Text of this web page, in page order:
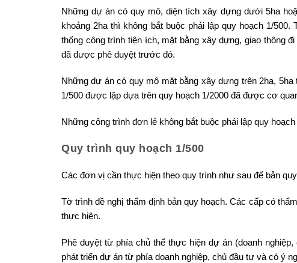
Những dự án có quy mô, diện tích xây dựng dưới 5ha
khoảng 2ha thì không bắt buộc phải lập quy hoạch 1/
thống công trình tiện ích, mặt bằng xây dựng, giao thông
đã được phê duyệt trước đó.
Những dự án có quy mô mặt bằng xây dựng trên 2ha,
1/500 được lập dựa trên quy hoạch 1/2000 đã được cơ
Những công trình đơn lẻ không bắt buộc phải lập quy
Quy trình quy hoạch 1/500
Các đơn vị cần thực hiện theo quy trình như sau để bản
Tờ trình đề nghị thẩm định bản quy hoạch. Các cấp có
thực hiện.
Phê duyệt từ phía chủ thể thực hiện dự án (doanh
phát triển dự án từ phía doanh nghiệp, chủ đầu tư và có ý